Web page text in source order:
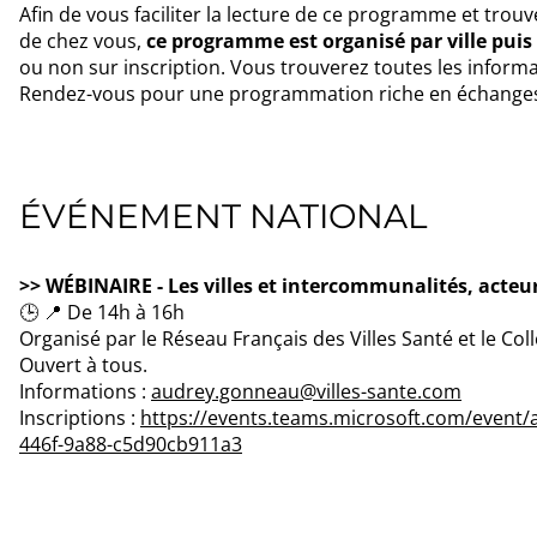
Afin de vous faciliter la lecture de ce programme et
de chez vous, ce programme est organisé par ville
ou non sur inscription. Vous trouverez toutes les
Rendez-vous pour une programmation riche en
ÉVÉNEMENT NATIONAL
>> WÉBINAIRE - Les villes et intercommunalités,
🕒 📍 De 14h à 16h
Organisé par le Réseau Français des Villes Santé et le
Ouvert à tous.
Informations : audrey.gonneau@villes-sante.com
Inscriptions : https://events.teams.microsoft.com/event/
446f-9a88-c5d90cb911a3